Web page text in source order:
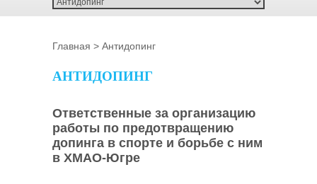
Главная > Антидопинг
АНТИДОПИНГ
Ответственные за организацию
работы по предотвращению
допинга в спорте и борьбе с ним
в ХМАО-Югре